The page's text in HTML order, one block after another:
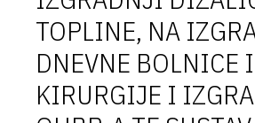
TOPLINE, NA
DNEVNE BOLNICE
KIRURGIJE I